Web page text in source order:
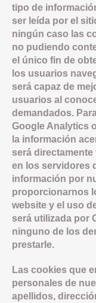
tipo de
ser leída por el
ningún caso las
no pudiendo
el único fin de
los usuarios
será capaz de
usuarios al
demandados.
Google Analytics
la información
será
en los servidores
información por
proporcionarnos
website y el uso
será utilizada por
ninguno de los
prestarle.
Las cookies que
personales de
apellidos,